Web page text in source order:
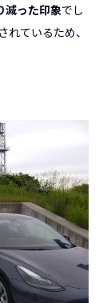
減った印象でし
ているため、